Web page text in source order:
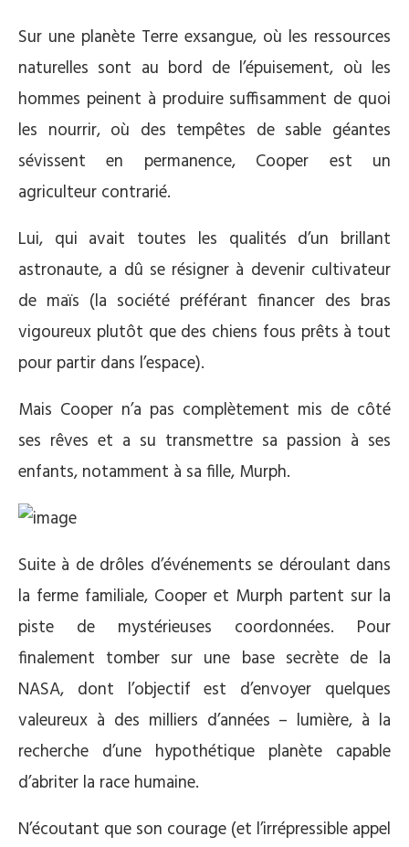
Sur une planète Terre exsangue, où les ressources
naturelles sont au bord de l’épuisement, où les
hommes peinent à produire suffisamment de quoi
les nourrir, où des tempêtes de sable géantes
sévissent en permanence, Cooper est un
agriculteur contrarié.
Lui, qui avait toutes les qualités d’un brillant
astronaute, a dû se résigner à devenir cultivateur
de maïs (la société préférant financer des bras
vigoureux plutôt que des chiens fous prêts à tout
pour partir dans l’espace).
Mais Cooper n’a pas complètement mis de côté
ses rêves et a su transmettre sa passion à ses
enfants, notamment à sa fille, Murph.
Suite à de drôles d’événements se déroulant dans
la ferme familiale, Cooper et Murph partent sur la
piste de mystérieuses coordonnées. Pour
finalement tomber sur une base secrète de la
NASA, dont l’objectif est d’envoyer quelques
valeureux à des milliers d’années – lumière, à la
recherche d’une hypothétique planète capable
d’abriter la race humaine.
N’écoutant que son courage (et l’irrépressible appel